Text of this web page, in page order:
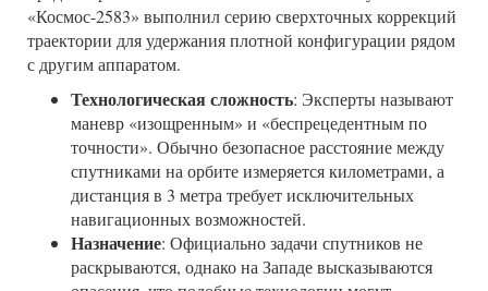
«Космос-2583» выполнил серию сверхточных коррекций
траектории для удержания плотной конфигурации рядом
с другим аппаратом.
Технологическая сложность: Эксперты называют
маневр «изощренным» и «беспрецедентным по
точности». Обычно безопасное расстояние между
спутниками на орбите измеряется километрами, а
дистанция в 3 метра требует исключительных
навигационных возможностей.
Назначение: Официально задачи спутников не
раскрываются, однако на Западе высказываются